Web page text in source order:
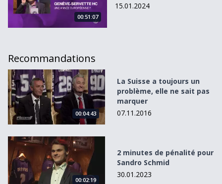
00:51:07
15.01.2024
Recommandations
La Suisse a toujours un problème, elle ne sait pas
00:04:43
La Suisse a toujours un
problème, elle ne sait pas
marquer
07.11.2016
2 minutes de pénalité pour Sandro Schmid
00:02:19
2 minutes de pénalité pour
Sandro Schmid
30.01.2023